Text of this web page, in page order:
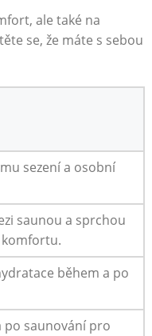
‌ale také na
se, ‍že máte s sebou
sezení a​ osobní
saunou a sprchou
během a ​po
po saunování pro